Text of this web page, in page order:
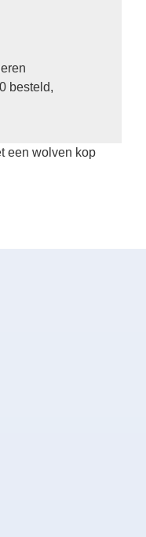
besteld,
een wolven kop